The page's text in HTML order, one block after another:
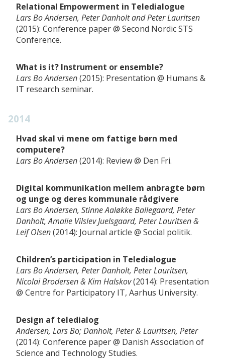
Relational Empowerment in Teledialogue
Lars Bo Andersen, Peter Danholt and Peter Lauritsen
2015 Conference paper
Second Nordic STS
Conference
What is it? Instrument or ensemble?
Lars Bo Andersen 2015 Presentation
Humans &
IT research seminar
2014
Hvad skal vi mene om fattige børn med
computere?
Lars Bo Andersen 2014 Review Den Fri
Digital kommunikation mellem anbragte børn
og unge og deres kommunale rådgivere
Lars Bo Andersen, Stinne Aaløkke Ballegaard, Peter
Danholt, Amalie Vilslev Juelsgaard, Peter Lauritsen &
Leif Olsen 2014 Journal article Social politik
Children’s participation in Teledialogue
Lars Bo Andersen, Peter Danholt, Peter Lauritsen,
Nicolai Brodersen & Kim Halskov 2014 Presentation
Centre for Participatory IT, Aarhus University
Design af teledialog
Andersen, Lars Bo; Danholt, Peter & Lauritsen, Peter
2014 Conference paper
Danish Association of
Science and Technology Studies